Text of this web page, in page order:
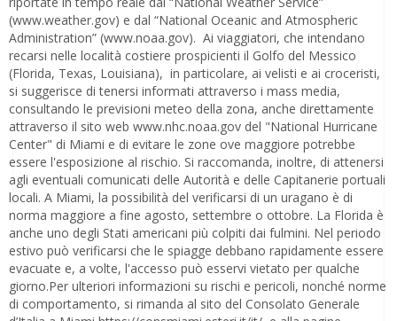
(www.weather.gov) e dal “National Oceanic and Atmospheric
Administration” (www.noaa.gov). Ai viaggiatori, che intendano
recarsi nelle località costiere prospicienti il Golfo del Messico
(Florida, Texas, Louisiana), in particolare, ai velisti e ai croceristi,
si suggerisce di tenersi informati attraverso i mass media,
consultando le previsioni meteo della zona, anche direttamente
attraverso il sito web www.nhc.noaa.gov del "National Hurricane
Center" di Miami e di evitare le zone ove maggiore potrebbe
essere l'esposizione al rischio. Si raccomanda, inoltre, di attenersi
agli eventuali comunicati delle Autorità e delle Capitanerie portuali
locali. A Miami, la possibilità del verificarsi di un uragano è di
norma maggiore a fine agosto, settembre o ottobre. La Florida è
anche uno degli Stati americani più colpiti dai fulmini. Nel periodo
estivo può verificarsi che le spiagge debbano rapidamente essere
evacuate e, a volte, l'accesso può esservi vietato per qualche
giorno.Per ulteriori informazioni su rischi e pericoli, nonché norme
di comportamento, si rimanda al sito del Consolato Generale